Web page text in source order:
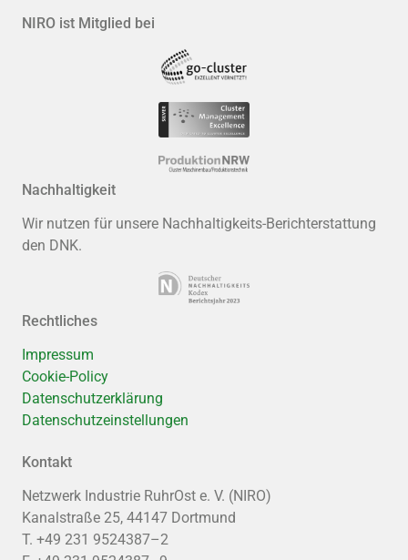
NIRO ist Mitglied bei
Nachhaltigkeit
Wir nutzen für unsere Nachhaltigkeits-Berichterstattung
den DNK.
Rechtliches
Impressum
Cookie-Policy
Datenschutzerklärung
Datenschutzeinstellungen
Kontakt
Netzwerk Industrie RuhrOst e. V. (NIRO)
Kanalstraße 25, 44147 Dortmund
T. +49 231 9524387–2